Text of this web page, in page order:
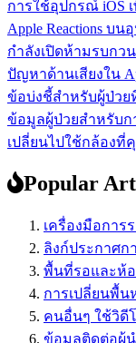
การใช้อุปกรณ์ iOS
Apple Reactions บ
กำลังเปิดห้ามรบก
ปัญหาด้านเสียงใน
ข้อบ่งชี้สำหรับผู้ป่ว
ข้อมูลผู้ป่วยสำหรับก
เปลี่ยนไปใช้กล้องที่
Popular
เครื่องมือการ
ลิงก์ประกาศก
พื้นที่รอและห้อ
การเปลี่ยนพื้
คนอื่นๆ ใช้วิดี
ข้อมูลติดต่อผู้